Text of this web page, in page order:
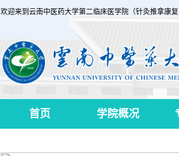
欢迎来到云南中医药大学第二临床医学院（针灸推拿康
首页 学院概况